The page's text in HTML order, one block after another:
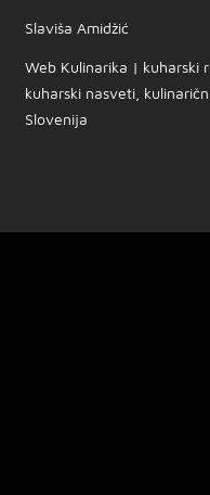
Slaviša Amidžić
Web Kulinarika | kuharski
kuharski nasveti,
Slovenija